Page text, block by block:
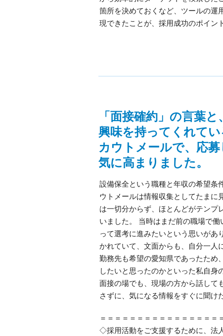
箇所を決めておくなど、ツールの運
現できたことが、採用成功のポイン
「面接確約」の言葉
興味を持ってくれて
カウトメールで、応
気に高まりました。
設備保全という職種と年収の希望条
ウトメールは情報収集としてたまに
は一切分からず、ほとんどがテンプ
いました。 当時はまだ前の職場で
って選考に進みたいという思いが
かれていて、文面からも、自分一人
勤務先も希望の愛知県であったため
したいと思ったのかといった私自
面接の場でも、現場の方から話して
さずに、気になる情報をすぐに聞け
＝＝＝＝＝＝＝＝＝＝＝＝＝＝＝＝
◇採用活動をご支援するために、法